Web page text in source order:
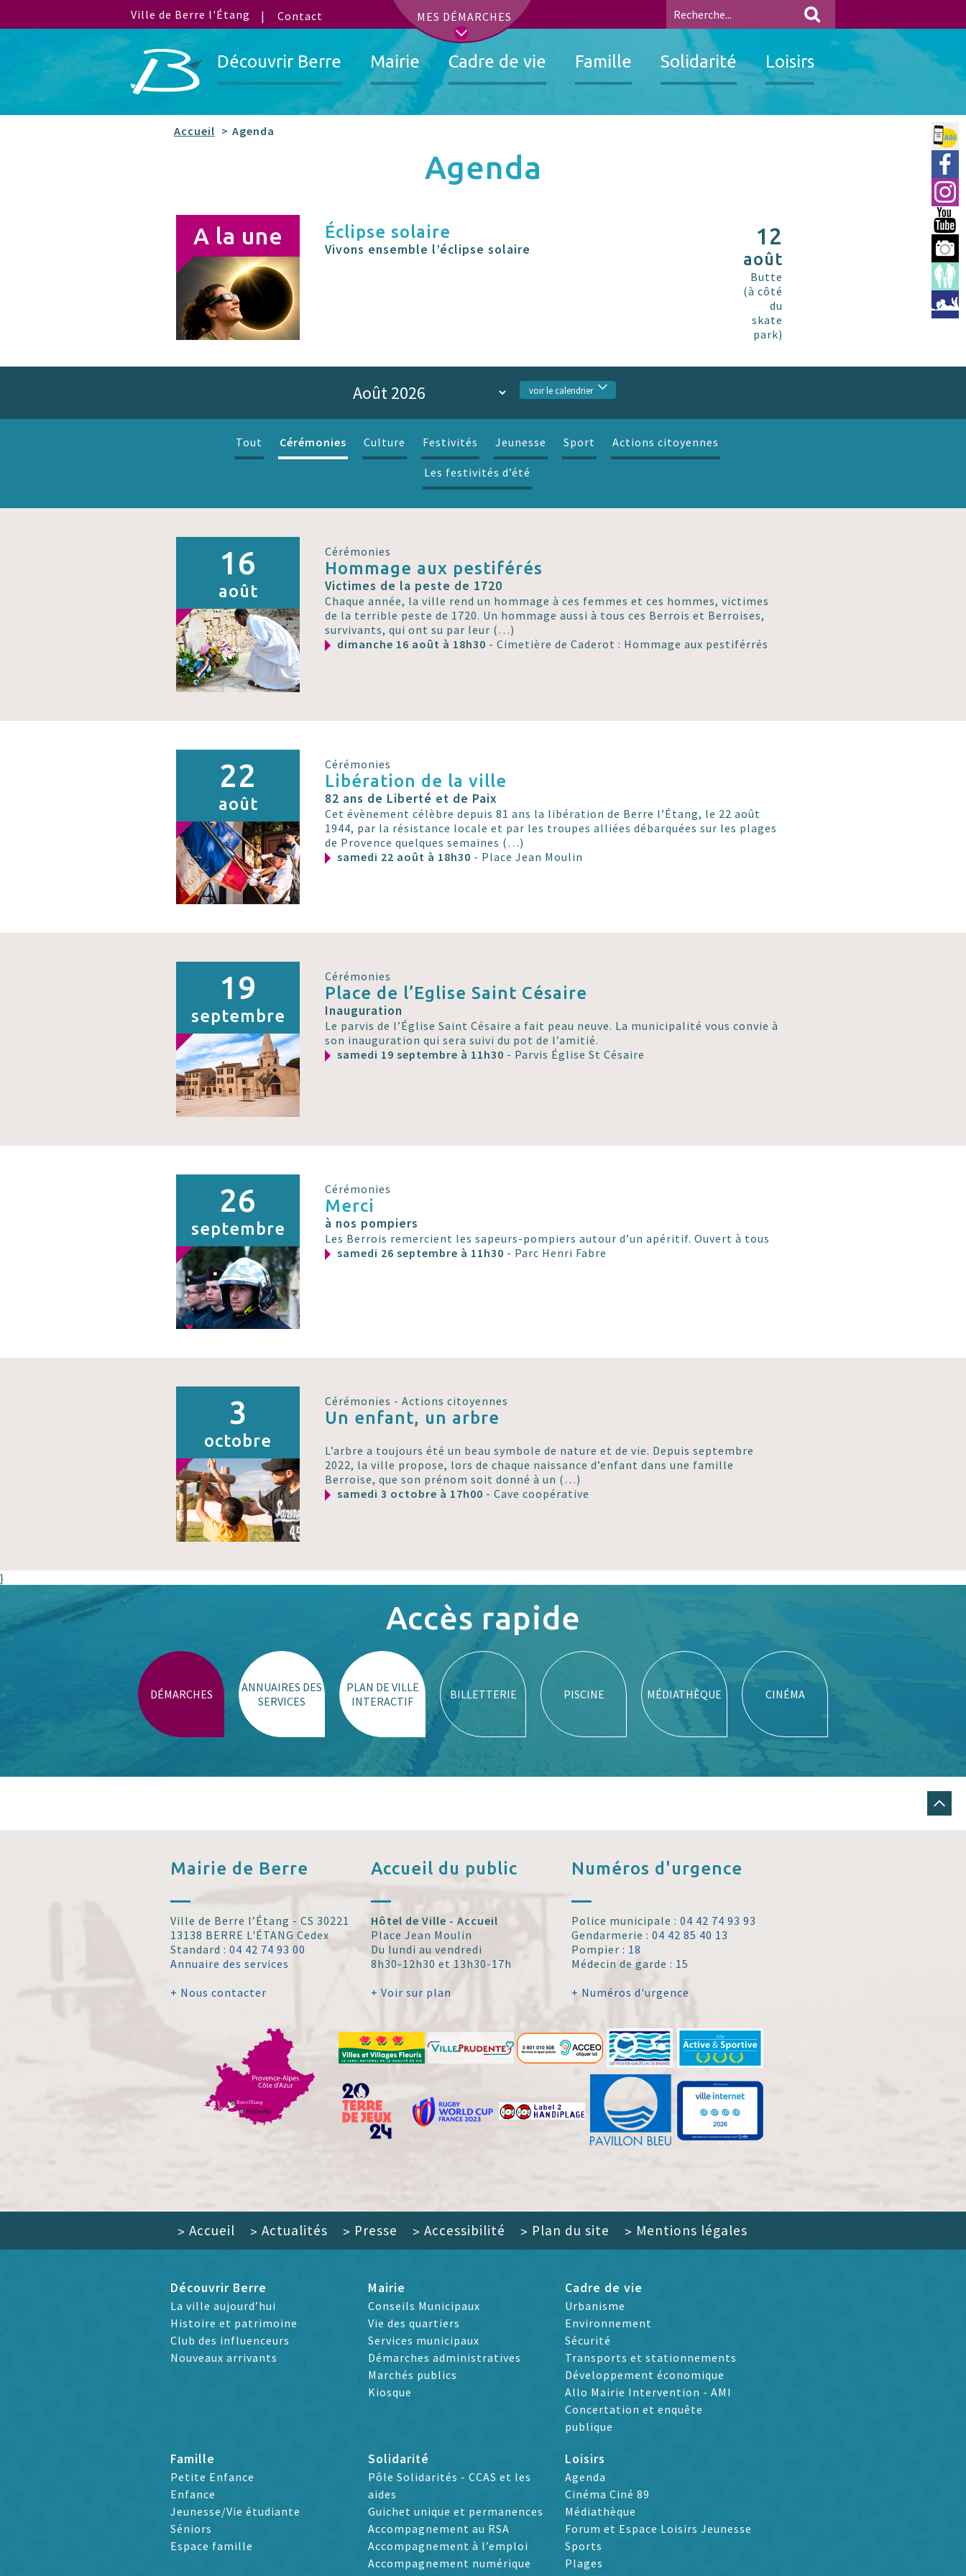
Ville de Berre l'Étang MES DÉMARCHES
Contact
Découvrir Berre Mairie Cadre de vie Famille Solidarité Loisirs
Allo
Ville
You
Accueil Agenda
Agenda
A la une Éclipse solaire
Vivons ensemble l’éclipse solaire
12
août
Butte
(à côté
du
skate
park)
voir le calendrier
Tout Cérémonies Culture Festivités Jeunesse Sport Actions citoyennes
Les festivités d’été
16
août
Cérémonies
Hommage aux pestiférés
Victimes de la peste de 1720
Chaque année, la ville rend un hommage à ces femmes et ces hommes, victimes
de la terrible peste de 1720. Un hommage aussi à tous ces Berrois et Berroises,
survivants, qui ont su par leur (…)
dimanche 16 août à 18h30 - Cimetière de Caderot : Hommage aux pestiférrés
22
août
Cérémonies
Libération de la ville
82 ans de Liberté et de Paix
Cet évènement célèbre depuis 81 ans la libération de Berre l’Étang, le 22 août
1944, par la résistance locale et par les troupes alliées débarquées sur les plages
de Provence quelques semaines (…)
samedi 22 août à 18h30 - Place Jean Moulin
19
septembre
Cérémonies
Place de l’Eglise Saint Césaire
Inauguration
Le parvis de l’Église Saint Césaire a fait peau neuve. La municipalité vous convie à
son inauguration qui sera suivi du pot de l’amitié.
samedi 19 septembre à 11h30 - Parvis Église St Césaire
26
septembre
Cérémonies
Merci
à nos pompiers
Les Berrois remercient les sapeurs-pompiers autour d’un apéritif. Ouvert à tous
samedi 26 septembre à 11h30 - Parc Henri Fabre
3
octobre
Cérémonies - Actions citoyennes
Un enfant, un arbre
L’arbre a toujours été un beau symbole de nature et de vie. Depuis septembre
2022, la ville propose, lors de chaque naissance d’enfant dans une famille
Berroise, que son prénom soit donné à un (…)
samedi 3 octobre à 17h00 - Cave coopérative
}
Accès rapide
DÉMARCHES
ANNUAIRES DES
SERVICES
PLAN DE VILLE
INTERACTIF
BILLETTERIE PISCINE MÉDIATHÈQUE CINÉMA
Mairie de Berre
Ville de Berre l’Étang - CS 30221
13138 BERRE L'ÉTANG Cedex
Standard :04 42 74 93 00
Annuaire des services
+ Nous contacter
Accueil du public
Hôtel de Ville - Accueil
Place Jean Moulin
Du lundi au vendredi
8h30-12h30 et 13h30-17h
+ Voir sur plan
Numéros d'urgence
Police municipale :04 42 74 93 93
Gendarmerie :04 42 85 40 13
Pompier : 18
Médecin de garde : 15
+ Numéros d'urgence
> Accueil > Actualités > Presse > Accessibilité > Plan du site > Mentions légales
Découvrir Berre
La ville aujourd’hui
Histoire et patrimoine
Club des influenceurs
Nouveaux arrivants
Mairie
Conseils Municipaux
Vie des quartiers
Services municipaux
Démarches administratives
Marchés publics
Kiosque
Cadre de vie
Urbanisme
Environnement
Sécurité
Transports et stationnements
Développement économique
Allo Mairie Intervention - AMI
Concertation et enquête
publique
Famille
Petite Enfance
Enfance
Jeunesse/Vie étudiante
Séniors
Espace famille
Solidarité
Pôle Solidarités - CCAS et les
aides
Guichet unique et permanences
Accompagnement au RSA
Accompagnement à l’emploi
Accompagnement numérique
Loisirs
Agenda
Cinéma Ciné 89
Médiathèque
Forum et Espace Loisirs Jeunesse
Sports
Plages